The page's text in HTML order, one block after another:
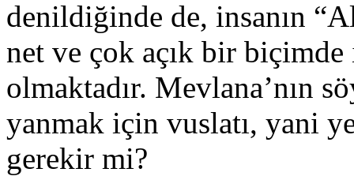
denildiğinde de, insanın
net ve çok açık bir
olmaktadır. Mevlana’nın
yanmak için vuslatı, yani
gerekir mi?